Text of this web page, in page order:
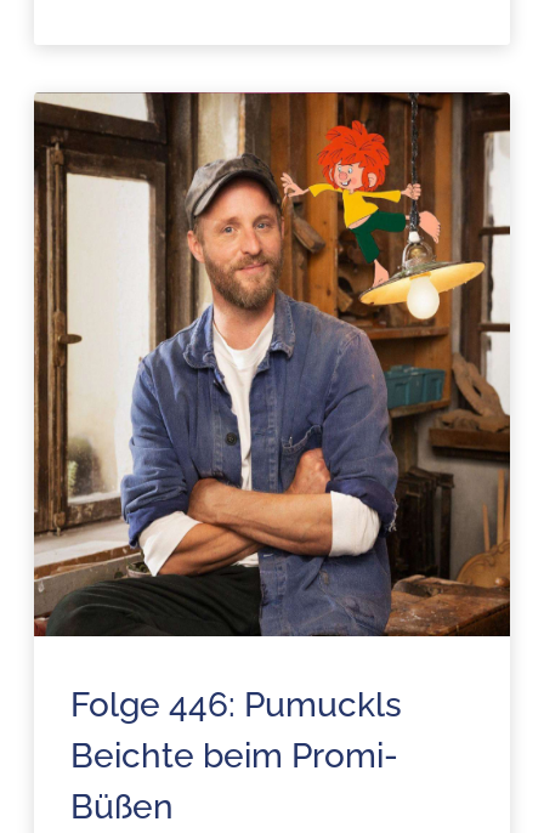
Folge 446: Pumuckls
Beichte beim Promi-
Büßen